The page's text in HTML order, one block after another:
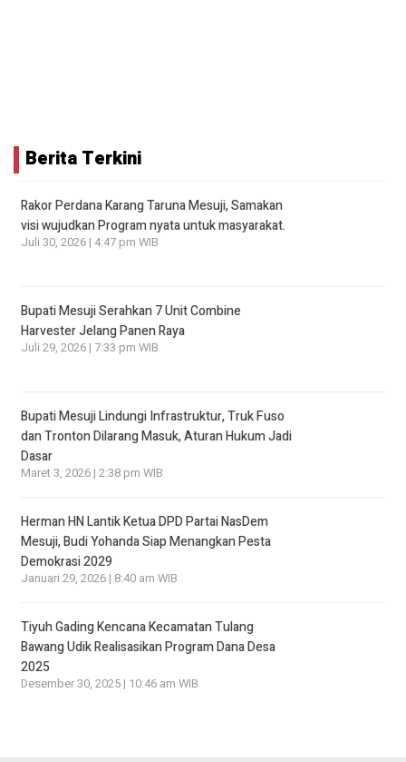
Berita Terkini
Rakor Perdana Karang Taruna Mesuji, Samakan
visi wujudkan Program nyata untuk masyarakat.
Juli 30, 2026 | 4:47 pm WIB
Bupati Mesuji Serahkan 7 Unit Combine
Harvester Jelang Panen Raya
Juli 29, 2026 | 7:33 pm WIB
Bupati Mesuji Lindungi Infrastruktur, Truk Fuso
dan Tronton Dilarang Masuk, Aturan Hukum Jadi
Dasar
Maret 3, 2026 | 2:38 pm WIB
Herman HN Lantik Ketua DPD Partai NasDem
Mesuji, Budi Yohanda Siap Menangkan Pesta
Demokrasi 2029
Januari 29, 2026 | 8:40 am WIB
Tiyuh Gading Kencana Kecamatan Tulang
Bawang Udik Realisasikan Program Dana Desa
2025
Desember 30, 2025 | 10:46 am WIB